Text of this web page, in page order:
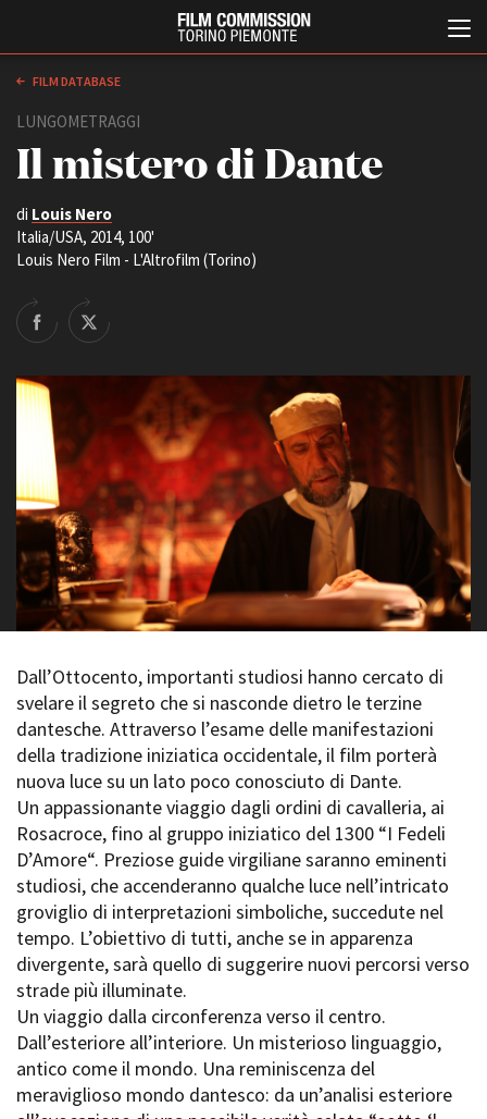
Chi siamo
Storia della Fondazione
Contatti
La sede
Partner
Rete regionale
Bilancio sociale
Amministrazione
trasparente
Bandi e gare
Sostenibilità ambientale
SERVIZI
Servizi generali
Location scouting
Spazi nella sede FCTP
Sala Casting
Sala Paolo Tenna
FILM FUNDS
Piemonte Film Tv Fund
Piemonte Film Tv
Development Fund
Piemonte Doc Film Fund
Short Film Fund
PRODUCTION GUIDE
Società di produzione
Strutture di servizio
Anteprime in Piemonte
TFI Torino Film Industry -
Production Days
Avenue Cove - Erasmus +
Guarda che storia!
La Grazia - Immagini e
location della Torino di Paolo
Sorrentino
Open Day
Ciak in TOur!
AWARDS
International Film Festival
Rotterdam
Berlinale Internationalen
Filmfestspiele Berlin
Festival de Cannes
Biografilm Festival - Bio to B
Industry Days
Locarno Film Festival
Mostra Internazionale d’Arte
Cinematografica Venezia
Toronto International Film
Festival
Festa del Cinema di Roma
David di Donatello
Nastri d’Argento
Premio Solinas
FILM DATABASE
LUNGOMETRAGGI
Il mistero di Dante
di Louis Nero
Italia/USA, 2014, 100'
Louis Nero Film - L'Altrofilm (Torino)
Dall’Ottocento, importanti studiosi hanno cercato di
svelare il segreto che si nasconde dietro le terzine
dantesche. Attraverso l’esame delle manifestazioni
della tradizione iniziatica occidentale, il film porterà
nuova luce su un lato poco conosciuto di Dante.
Un appassionante viaggio dagli ordini di cavalleria, ai
Rosacroce, fino al gruppo iniziatico del 1300 “I Fedeli
D’Amore“. Preziose guide virgiliane saranno eminenti
studiosi, che accenderanno qualche luce nell’intricato
groviglio di interpretazioni simboliche, succedute nel
tempo. L’obiettivo di tutti, anche se in apparenza
divergente, sarà quello di suggerire nuovi percorsi verso
strade più illuminate.
Un viaggio dalla circonferenza verso il centro.
Dall’esteriore all’interiore. Un misterioso linguaggio,
antico come il mondo. Una reminiscenza del
meraviglioso mondo dantesco: da un’analisi esteriore